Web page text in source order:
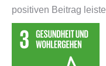
positiven Beitrag